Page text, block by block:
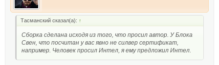
Тасманский сказал(а): ↑
Сборка сделана исходя из того, что просил автор. У Блока
Свен, что посчитан у вас явно не силвер сертификат,
например. Человек просил Интел, я ему предложил Интел.